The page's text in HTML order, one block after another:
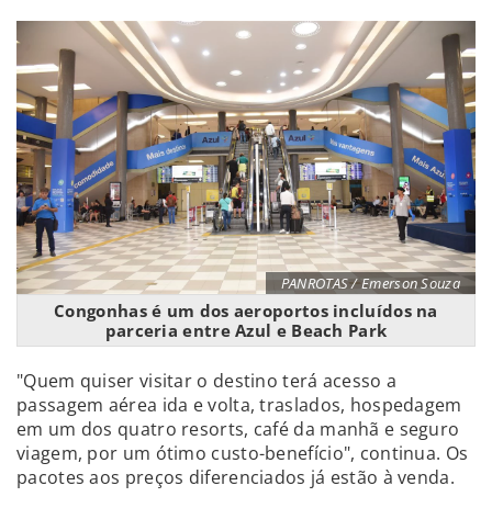
PANROTAS / Emerson Souza
Congonhas é um dos aeroportos incluídos na
parceria entre Azul e Beach Park
"Quem quiser visitar o destino terá acesso a
passagem aérea ida e volta, traslados, hospedagem
em um dos quatro resorts, café da manhã e seguro
viagem, por um ótimo custo-benefício", continua. Os
pacotes aos preços diferenciados já estão à venda.